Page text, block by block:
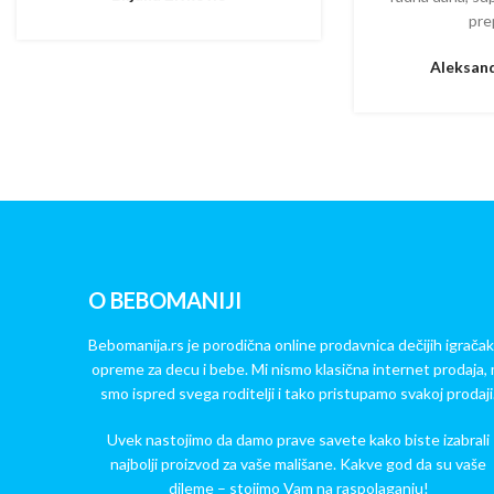
O BEBOMANIJI
Bebomanija.rs je porodična online prodavnica dečijih
opreme za decu i bebe. Mi nismo klasična internet prodaja,
smo ispred svega roditelji i tako pristupamo svakoj
Uvek nastojimo da damo prave savete kako biste izabrali
najbolji proizvod za vaše mališane. Kakve god da su vaše
dileme – stojimo Vam na raspolaganju!